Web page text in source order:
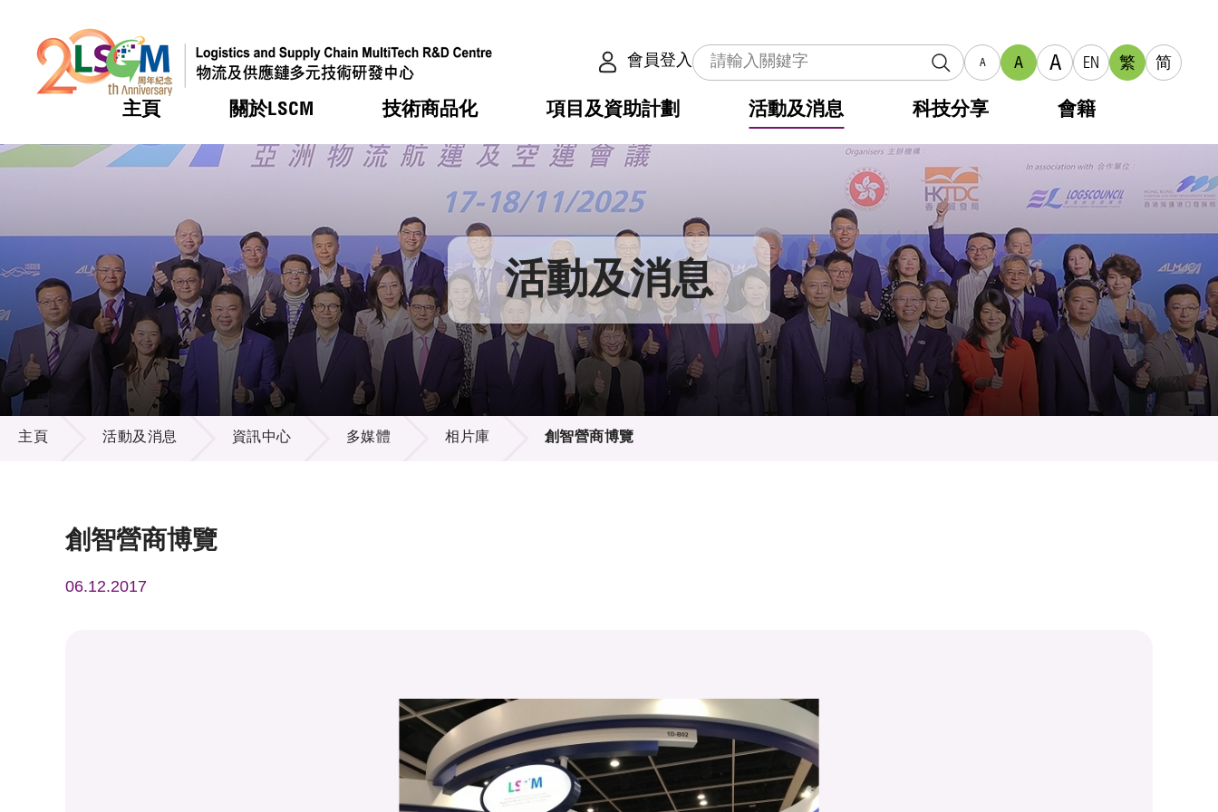
會員登入 A A A EN 繁 简
主頁 關於LSCM
熱門 機構簡介
組織架構
組織架構
董事局
研究顧問
招標通告
技術商品化
熱門 服務
可獲授權之技術
應用於公共服務之創新技術
重點項目
項目及資助計劃
熱門 合作計劃
資助計劃
資助計劃
稅務優惠
申請
評審
徵求研發項目計劃書
項目資料庫
活動及消息
熱門 活動
獎項
新聞中心
媒體報導
新聞稿
資訊中心
多媒體
出版刊物
科技分享 會籍
熱門 會籍及服務
會員列表
會員登入 活動及消息
活動及消息
主頁 活動及消息 資訊中心 多媒體 相片庫 創智營商博覽
創智營商博覽
06.12.2017